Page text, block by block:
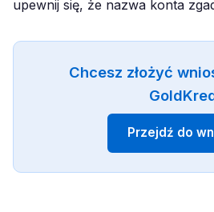
upewnij się, że nazwa konta
Chcesz złożyć
Przejdź do